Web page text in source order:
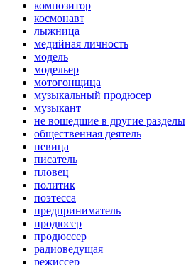
композитор
космонавт
лыжница
медийная личность
модель
модельер
мотогонщица
музыкальный продюсер
музыкант
не вошедшие в другие разделы
общественная деятель
певица
писатель
пловец
политик
поэтесса
предприниматель
продюсер
продюссер
радиоведущая
режиссер